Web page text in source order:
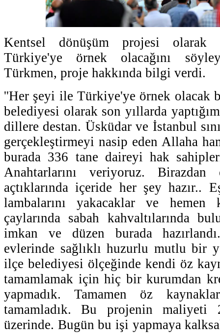
Kentsel dönüşüm projesi olarak
Türkiye'ye örnek olacağını
Türkmen, proje hakkında bilgi verdi.
''Her şeyi ile Türkiye'ye örnek olacak
belediyesi olarak son yıllarda
dillere destan. Üsküdar ve İstanbul
gerçekleştirmeyi nasip eden Allaha
burada 336 tane daireyi hak
Anahtarlarını veriyoruz. Birazdan
açtıklarında içeride her şey hazır..
lambalarını yakacaklar ve hemen
çaylarında sabah kahvaltılarında
imkan ve düzen burada
evlerinde sağlıklı huzurlu mutlu bir
ilçe belediyesi ölçeğinde kendi öz
tamamlamak için hiç bir kurumdan
yapmadık. Tamamen öz
tamamladık. Bu projenin maliyeti
üzerinde. Bugün bu işi yapmaya